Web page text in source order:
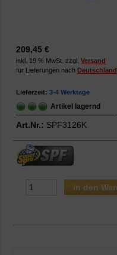
209,45 €
inkl. 19 % MwSt. zzgl. Versand
für Lieferungen nach Deutschland
Lieferzeit: 3-4 Werktage
Artikel lagernd
Art.Nr.: SPF3126K